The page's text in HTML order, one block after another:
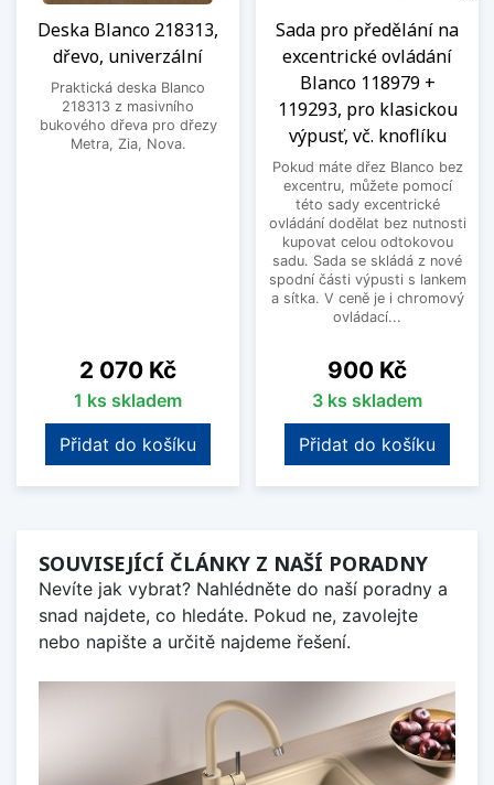
Deska Blanco 218313,
dřevo, univerzální
Praktická deska Blanco
218313 z masivního
bukového dřeva pro dřezy
Metra, Zia, Nova.
Cena
2 070 Kč
1 ks skladem
Přidat do košíku
Sada pro předělání na
excentrické ovládání
Blanco 118979 +
119293, pro klasickou
výpusť, vč. knoflíku
Pokud máte dřez Blanco bez
excentru, můžete pomocí
této sady excentrické
ovládání dodělat bez nutnosti
kupovat celou odtokovou
sadu. Sada se skládá z nové
spodní části výpusti s lankem
a sítka. V ceně je i chromový
ovládací...
Cena
900 Kč
3 ks skladem
Přidat do košíku
SOUVISEJÍCÍ ČLÁNKY Z NAŠÍ PORADNY
Nevíte jak vybrat? Nahlédněte do naší poradny a
snad najdete, co hledáte. Pokud ne, zavolejte
nebo napište a určitě najdeme řešení.